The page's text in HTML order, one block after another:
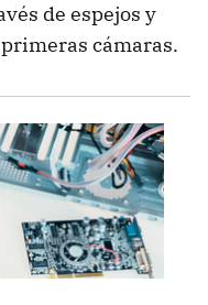
de espejos y
cámaras.